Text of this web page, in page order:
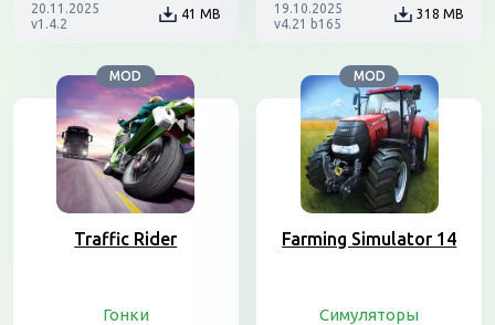
20.11.2025
v1.4.2
41 MB
19.10.2025
v4.21 b165
318 MB
MOD
Traffic Rider
Гонки
MOD
Farming Simulator 14
Симуляторы